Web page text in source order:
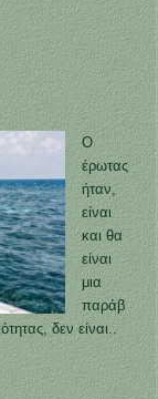
Ο
έρωτας
ήταν,
είναι
και θα
είναι
μια
παράβ
δεν είναι..